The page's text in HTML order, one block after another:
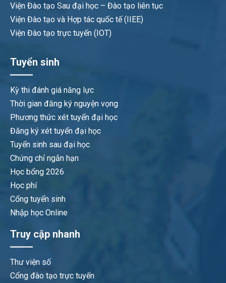
Viện Đào tạo Sau đại học – Đào tạo liên tục
Viện Đào tạo và Hợp tác quốc tế (IIEE)
Viện Đào tạo trực tuyến (IOT)
Tuyển sinh
Kỳ thi đánh giá năng lực
Thời gian đăng ký nguyện vọng
Phương thức xét tuyển đại học
Đăng ký xét tuyển đại học
Tuyển sinh sau đại học
Chứng chỉ ngắn hạn
Học bổng 2026
Học phí
Cổng tuyển sinh
Nhập học Online
Truy cập nhanh
Thư viện số
Cổng đào tạo trực tuyến